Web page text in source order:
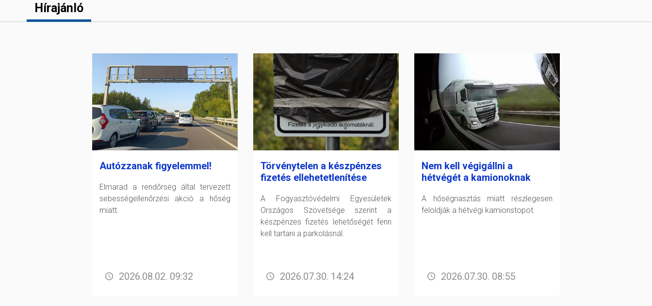
Hírajánló
Autózzanak figyelemmel!
Elmarad a rendőrség által tervezett
sebességellenőrzési akció a hőség
miatt.
2026.08.02. 09:32
Törvénytelen a készpénzes
fizetés ellehetetlenítése
A Fogyasztóvédelmi Egyesületek
Országos Szövetsége szerint a
készpénzes fizetés lehetőségét fenn
kell tartani a parkolásnál.
2026.07.30. 14:24
Nem kell végigállni a
hétvégét a kamionoknak
A hőségriasztás miatt részlegesen
feloldják a hétvégi kamionstopot.
2026.07.30. 08:55